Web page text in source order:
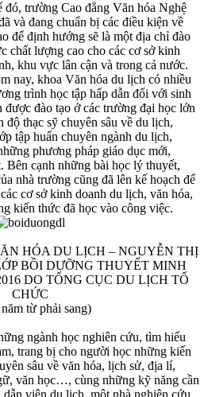
trường Cao đẳng Văn hóa Nghệ
và đang chuẩn bị các điều kiện về
để định hướng sẽ là một địa chỉ đào
chất lượng cao cho các cơ sở kinh
khu vực lân cận và trong cả nước.
nay, khoa Văn hóa du lịch có nhiều
trình học tập hấp dẫn đối với sinh
đào tạo ở các trường đại học lớn
thạc sỹ chuyên sâu về du lịch,
tập huấn chuyên ngành du lịch,
phương pháp giáo dục mới,
Bên cạnh những bài học lý thuyết,
nhà trường cũng đã lên kế hoạch để
cơ sở kinh doanh du lịch, văn hóa,
kiến thức đã học vào công việc.
HÓA DU LỊCH – NGUYỄN THỊ
BỒI DƯỠNG THUYẾT MINH
DO TỔNG CỤC DU LỊCH TỔ
CHỨC
từ phải sang)
ngành học nghiên cứu, tìm hiểu
trang bị cho người học những kiến
sâu về văn hóa, lịch sử, địa lí,
văn học…, cùng những kỹ năng cần
viên du lịch, một nhà nghiên cứu